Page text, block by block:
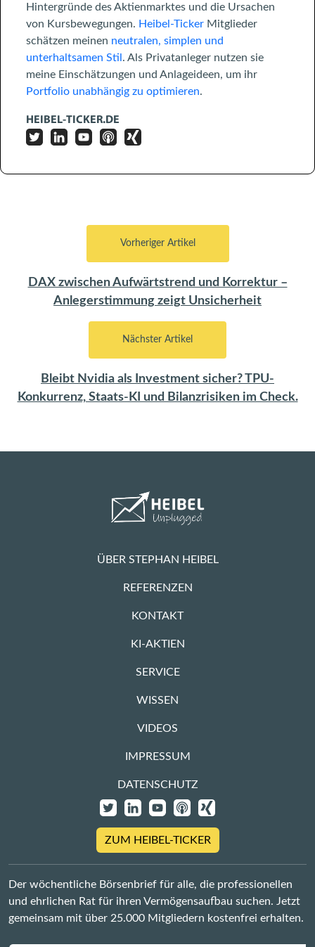
Hintergründe des Aktienmarktes und die Ursachen
von Kursbewegungen. Heibel-Ticker Mitglieder
schätzen meinen neutralen, simplen und
unterhaltsamen Stil . Als Privatanleger nutzen sie
meine Einschätzungen und Anlageideen, um ihr
Portfolio unabhängig zu optimieren.
HEIBEL-TICKER.DE
Vorheriger Artikel
DAX zwischen Aufwärtstrend und Korrektur –
Anlegerstimmung zeigt Unsicherheit
Nächster Artikel
Bleibt Nvidia als Investment sicher? TPU-
Konkurrenz, Staats-KI und Bilanzrisiken im Check.
ÜBER STEPHAN HEIBEL
REFERENZEN
KONTAKT
KI-AKTIEN
SERVICE
WISSEN
VIDEOS
IMPRESSUM
DATENSCHUTZ
ZUM HEIBEL-TICKER
Der wöchentliche Börsenbrief für alle, die professionellen
und ehrlichen Rat für ihren Vermögensaufbau suchen. Jetzt
gemeinsam mit über 25.000 Mitgliedern kostenfrei erhalten.